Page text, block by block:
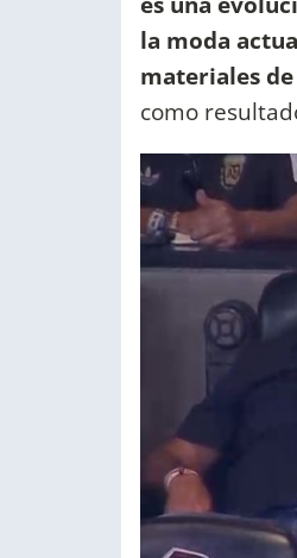
la moda
materiales
como